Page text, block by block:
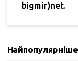
bigmir)net.
Найпопулярніше